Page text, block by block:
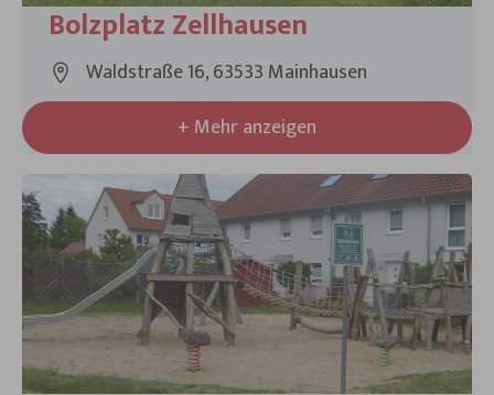
Bolzplatz Zellhausen
Waldstraße 16, 63533 Mainhausen
+ Mehr anzeigen